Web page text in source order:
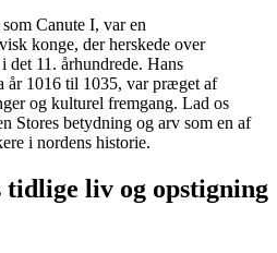
Canute I, var en
konge, der herskede over
11. århundrede. Hans
år 1016 til 1035, var præget af
og kulturel fremgang. Lad os
Stores betydning og arv som en af
i nordens historie.
tidlige liv og opstigning